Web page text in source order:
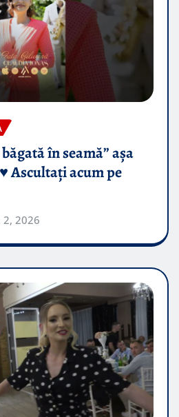
în seamă” așa
Ascultați acum pe
2, 2026